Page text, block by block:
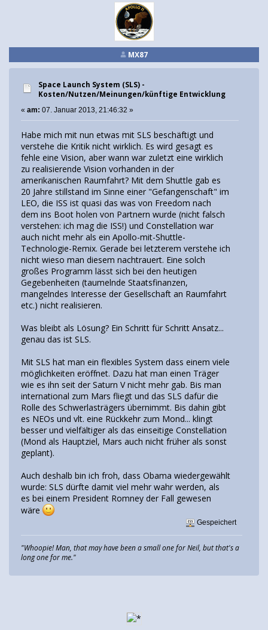
MX87
Space Launch System (SLS) -
Kosten/Nutzen/Meinungen/künftige Entwicklung
« am: 07. Januar 2013, 21:46:32 »
Habe mich mit nun etwas mit SLS beschäftigt und
verstehe die Kritik nicht wirklich. Es wird gesagt es
fehle eine Vision, aber wann war zuletzt eine wirklich
zu realisierende Vision vorhanden in der
amerikanischen Raumfahrt? Mit dem Shuttle gab es
20 Jahre stillstand im Sinne einer "Gefangenschaft" im
LEO, die ISS ist quasi das was von Freedom nach
dem ins Boot holen von Partnern wurde (nicht falsch
verstehen: ich mag die ISS!) und Constellation war
auch nicht mehr als ein Apollo-mit-Shuttle-
Technologie-Remix. Gerade bei letzterem verstehe ich
nicht wieso man diesem nachtrauert. Eine solch
großes Programm lässt sich bei den heutigen
Gegebenheiten (taumelnde Staatsfinanzen,
mangelndes Interesse der Gesellschaft an Raumfahrt
etc.) nicht realisieren.
Was bleibt als Lösung? Ein Schritt für Schritt Ansatz...
genau das ist SLS.
Mit SLS hat man ein flexibles System dass einem viele
möglichkeiten eröffnet. Dazu hat man einen Träger
wie es ihn seit der Saturn V nicht mehr gab. Bis man
international zum Mars fliegt und das SLS dafür die
Rolle des Schwerlasträgers übernimmt. Bis dahin gibt
es NEOs und vlt. eine Rückkehr zum Mond... klingt
besser und vielfältiger als das einseitige Constellation
(Mond als Hauptziel, Mars auch nicht früher als sonst
geplant).
Auch deshalb bin ich froh, dass Obama wiedergewählt
wurde: SLS dürfte damit viel mehr wahr werden, als
es bei einem President Romney der Fall gewesen
wäre
Gespeichert
"Whoopie! Man, that may have been a small one for Neil, but that's a
long one for me."